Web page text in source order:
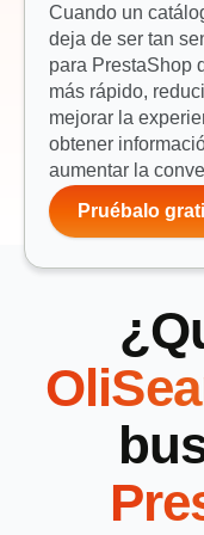
Cuando un
deja de ser tan
para PrestaShop
más rápido,
mejorar la
obtener
aumentar la
Pruébalo